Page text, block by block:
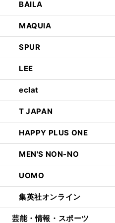
BAILA
MAQUIA
SPUR
LEE
eclat
T JAPAN
HAPPY PLUS ONE
MEN'S NON-NO
UOMO
集英社オンライン
芸能・情報・スポーツ